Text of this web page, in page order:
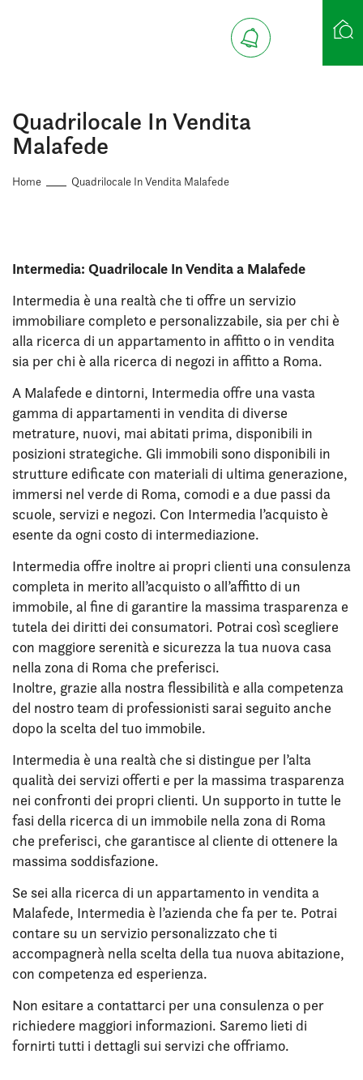
Quadrilocale In Vendita
Malafede
Home Quadrilocale In Vendita Malafede
Intermedia: Quadrilocale In Vendita a Malafede
Intermedia è una realtà che ti offre un servizio
immobiliare completo e personalizzabile, sia per chi è
alla ricerca di un appartamento in affitto o in vendita
sia per chi è alla ricerca di negozi in affitto a Roma.
A Malafede e dintorni, Intermedia offre una vasta
gamma di appartamenti in vendita di diverse
metrature, nuovi, mai abitati prima, disponibili in
posizioni strategiche. Gli immobili sono disponibili in
strutture edificate con materiali di ultima generazione,
immersi nel verde di Roma, comodi e a due passi da
scuole, servizi e negozi. Con Intermedia l’acquisto è
esente da ogni costo di intermediazione.
Intermedia offre inoltre ai propri clienti una consulenza
completa in merito all’acquisto o all’affitto di un
immobile, al fine di garantire la massima trasparenza e
tutela dei diritti dei consumatori. Potrai così scegliere
con maggiore serenità e sicurezza la tua nuova casa
nella zona di Roma che preferisci.
Inoltre, grazie alla nostra flessibilità e alla competenza
del nostro team di professionisti sarai seguito anche
dopo la scelta del tuo immobile.
Intermedia è una realtà che si distingue per l’alta
qualità dei servizi offerti e per la massima trasparenza
nei confronti dei propri clienti. Un supporto in tutte le
fasi della ricerca di un immobile nella zona di Roma
che preferisci, che garantisce al cliente di ottenere la
massima soddisfazione.
Se sei alla ricerca di un appartamento in vendita a
Malafede, Intermedia è l’azienda che fa per te. Potrai
contare su un servizio personalizzato che ti
accompagnerà nella scelta della tua nuova abitazione,
con competenza ed esperienza.
Non esitare a contattarci per una consulenza o per
richiedere maggiori informazioni. Saremo lieti di
fornirti tutti i dettagli sui servizi che offriamo.